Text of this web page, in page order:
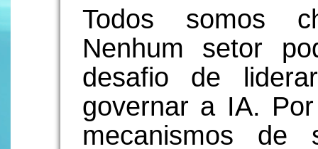
Todos somos
Nenhum setor
desafio de
governar a IA.
mecanismos de